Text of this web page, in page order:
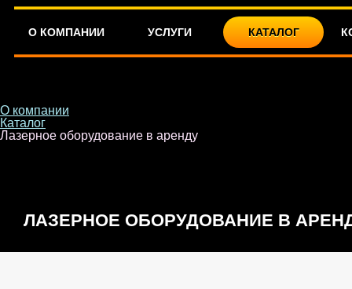
О КОМПАНИИ УСЛУГИ КАТАЛОГ
О компании
Каталог
Лазерное оборудование в аренду
ЛАЗЕРНОЕ ОБОРУДОВАНИЕ В